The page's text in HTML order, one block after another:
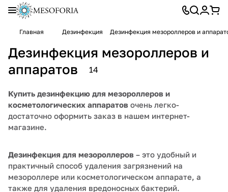
Главная Дезинфекция Дезинфекция мезороллеров и
Дезинфекция мезороллеров и
аппаратов
14
Купить дезинфекцию для мезороллеров и
косметологических аппаратов очень легко-
достаточно оформить заказ в нашем интернет-
магазине.
Дезинфекция для мезороллеров – это удобный и
практичный способ удаления загрязнений на
мезороллере или косметологическом аппарате, а
также для удаления вредоносных бактерий.